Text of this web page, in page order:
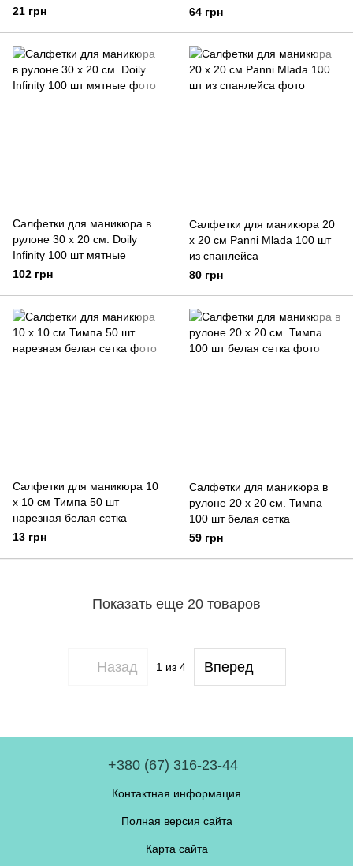
21 грн
64 грн
Салфетки для маникюра в
рулоне 30 х 20 см. Doily
Infinity 100 шт мятные
102 грн
Салфетки для маникюра 20
х 20 см Panni Mlada 100 шт
из спанлейса
80 грн
Салфетки для маникюра 10
х 10 см Тимпа 50 шт
нарезная белая сетка
13 грн
Салфетки для маникюра в
рулоне 20 х 20 см. Тимпа
100 шт белая сетка
59 грн
Показать еще 20 товаров
Назад 1 из 4 Вперед
+380 (67) 316-23-44
Контактная информация
Полная версия сайта
Карта сайта